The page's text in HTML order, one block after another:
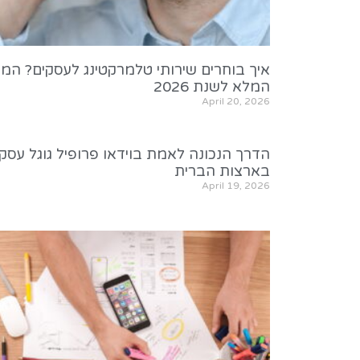
איך בוחרים שירותי טלמרקטינג לעסקים?
המלא לשנת 2026
April 20, 2026
הדרך הנכונה לאמת בוידאו פרופיל גוגל
בארצות הברית
April 19, 2026